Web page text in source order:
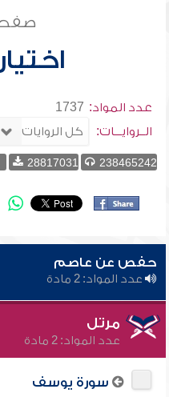
عدد المواد: 1737
الــروايـــات:
238465242
28817031
حفص عن عاصم
عدد المواد: 2 مادة
مرتل
عدد المواد: 2 مادة
سورة يوسف